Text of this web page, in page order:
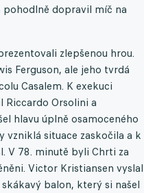
pohodlně dopravil míč na
zlepšenou hrou.
Ferguson, ale jeho tvrdá
Casalem. K exekuci
Riccardo Orsolini a
hlavu úplně osamoceného
vzniklá situace zaskočila a k
V 78. minutě byli Chrti za
Victor Kristiansen vyslal
balon, který si našel